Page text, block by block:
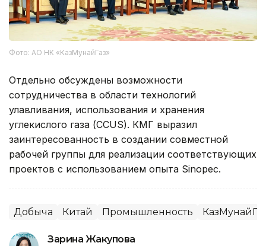
Фото: АО НК «КазМунайГаз»
Отдельно обсуждены возможности
сотрудничества в области технологий
улавливания, использования и хранения
углекислого газа (CCUS). КМГ выразил
заинтересованность в создании совместной
рабочей группы для реализации соответствующих
проектов с использованием опыта Sinopec.
Добыча Китай Промышленность
Зарина Жакупова